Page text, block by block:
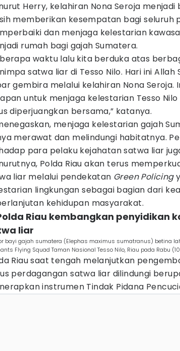
Herry, kelahiran Nona Seroja
memberikan kesempatan bagi seluruh
dan menjaga kelestarian
rumah bagi gajah Sumatera.
waktu lalu kita berduka atas
satwa liar di Tesso Nilo. Hari ini Allah
gembira melalui kelahiran Nona Seroja.
untuk menjaga kelestarian Tesso
diperjuangkan bersama,” katanya.
menjaga kelestarian gajah
merawat dan melindungi habitatnya.
para pelaku kejahatan satwa liar
Polda Riau akan terus
liar melalui pendekatan Green Policing
lingkungan sebagai bagian dari
kehidupan masyarakat.
Riau kembangkan penyidikan
liar
bayi gajah sumatera (Elephas maximus sumatranus) betina
Flying Squad Taman Nasional Tesso Nilo, Riau pada Rabu
Riau saat tengah melanjutkan
perdagangan satwa liar dilindungi
instrumen Tindak Pidana